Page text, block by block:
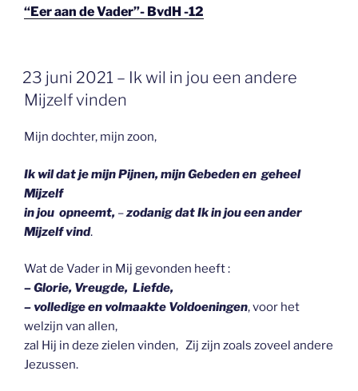
“Eer aan de Vader”- BvdH -12
GEPLAATST
OP
23 juni 2021 – Ik wil in jou een andere
Mijzelf vinden
Mijn dochter, mijn zoon,
Ik wil dat je mijn Pijnen, mijn Gebeden en geheel
Mijzelf
in jou opneemt, –zodanig dat Ik in jou een ander
Mijzelf vind.
Wat de Vader in Mij gevonden heeft :
– Glorie, Vreugde, Liefde,
– volledige en volmaakte Voldoeningen, voor het
welzijn van allen,
zal Hij in deze zielen vinden, Zij zijn zoals zoveel andere
Jezussen.